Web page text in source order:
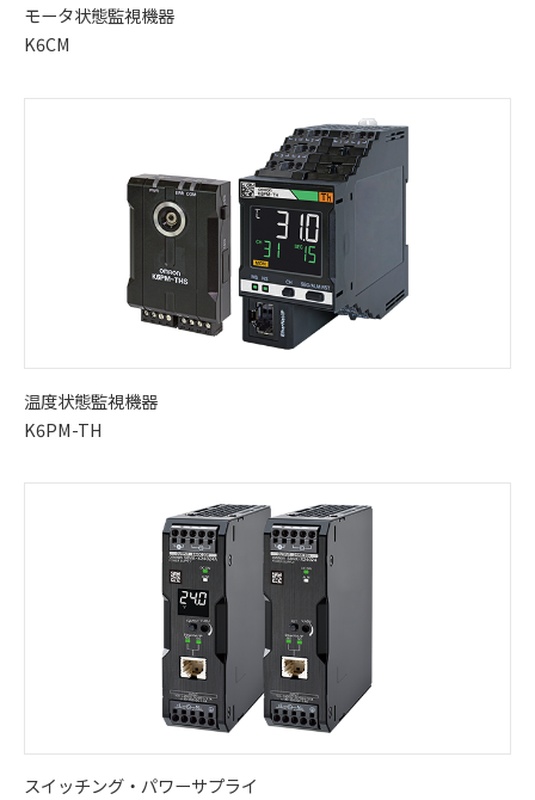
モータ状態監視機器
K6CM
温度状態監視機器
K6PM-TH
スイッチング・パワーサプライ